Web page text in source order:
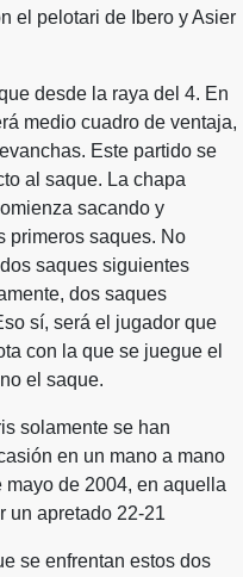
el pelotari de Ibero y Asier
desde la raya del 4. En
medio cuadro de ventaja,
Este partido se
al saque. La chapa
sacando y
primeros saques. No
saques siguientes
dos saques
sí, será el jugador que
con la que se juegue el
el saque.
solamente se han
en un mano a mano
de 2004, en aquella
un apretado 22-21
se enfrentan estos dos